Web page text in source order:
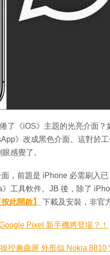
了《iOS》主題的光亮介面
》改成黑色介面。這對於
感覺了。
，前題是 iPhone 必需刷入
工具軟件。JB 後，除了
按此開啟】 下載及安裝，非官
Pixel 新手機將登場？！
控兼曲屏 外形似 Nokia 8810